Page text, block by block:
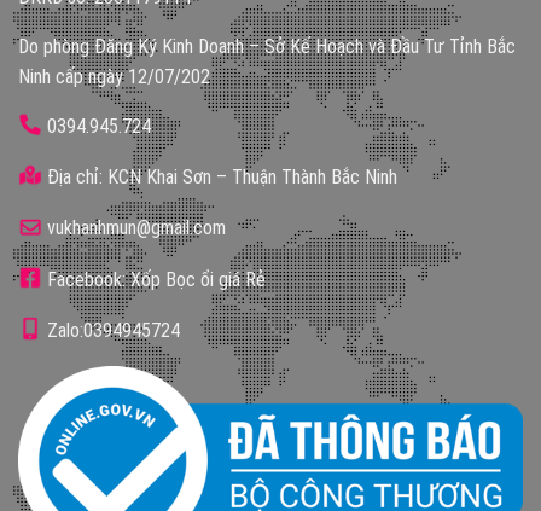
Do phòng Đăng Ký Kinh Doanh – Sở Kế Hoạch và Đầu Tư Tỉnh Bắc
Ninh cấp ngày 12/07/202
0394.945.724
Địa chỉ: KCN Khai Sơn – Thuận Thành Bắc Ninh
vukhanhmun@gmail.com
Facebook: Xốp Bọc ổi giá Rẻ
Zalo:0394945724